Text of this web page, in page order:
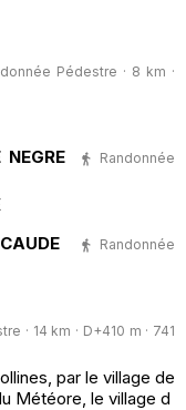
Pédestre · 8 km ·
Randonnée
Randonnée
· 14 km · D+410 m · 741
par le village de
Météore, le village d